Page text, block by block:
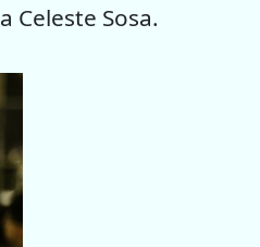
Celeste Sosa.